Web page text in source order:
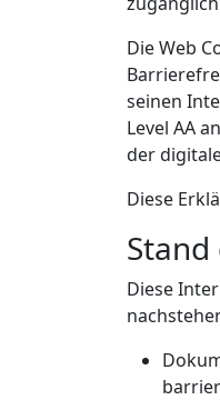
Die Web
seinen
Level AA
der
Diese
Diese